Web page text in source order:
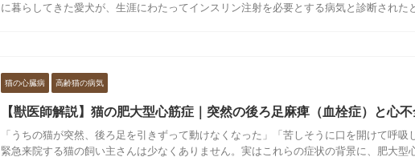
に暮らしてきた愛犬が、生涯にわたってインスリン注射を必要とする病気と診断された
猫の心臓病 高齢猫の病気
【獣医師解説】猫の肥大型心筋症｜突然の後ろ足麻痺（血栓症）と心
「うちの猫が突然、後ろ足を引きずって動けなくなった」「苦しそうに口を開けて呼
緊急来院する猫の飼い主さんは少なくありません。実はこれらの症状の背景に、肥大型